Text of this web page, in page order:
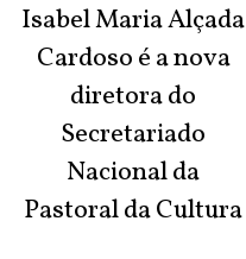
Isabel Maria Alçada
Cardoso é a nova
diretora do
Secretariado
Nacional da
Pastoral da Cultura